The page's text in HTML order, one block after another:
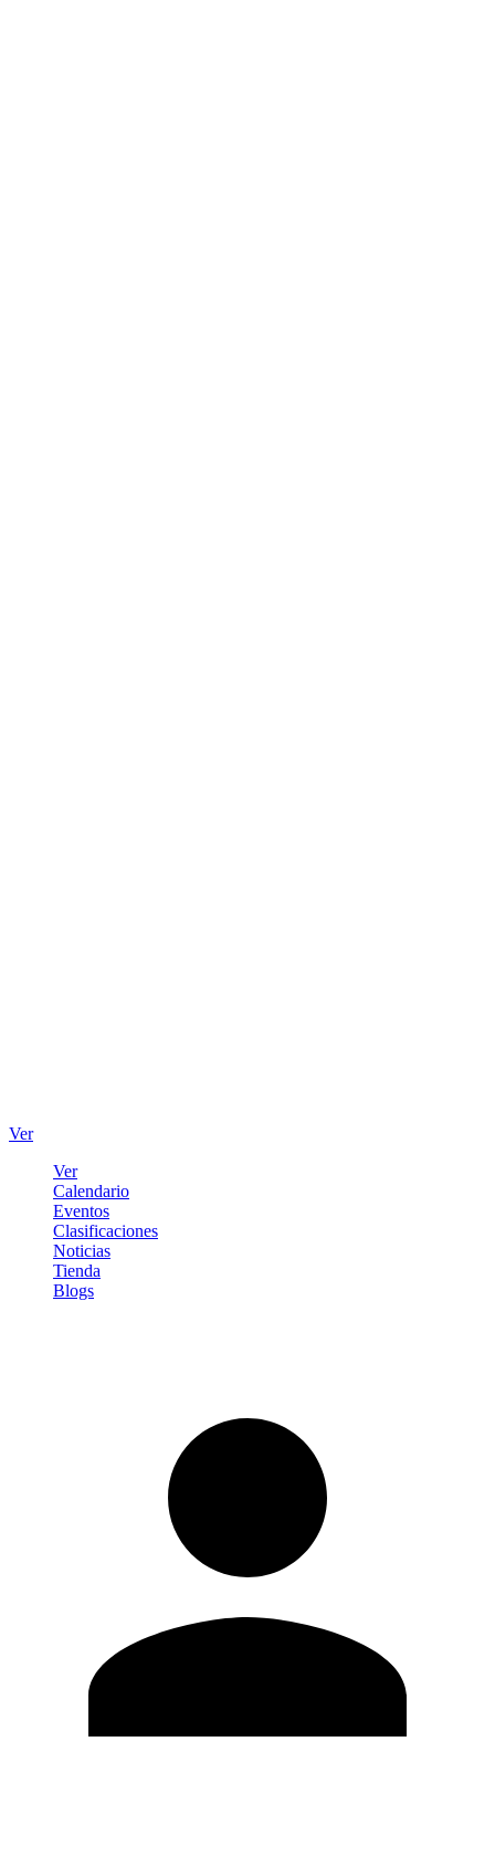
Ver
Ver
Calendario
Eventos
Clasificaciones
Noticias
Tienda
Blogs